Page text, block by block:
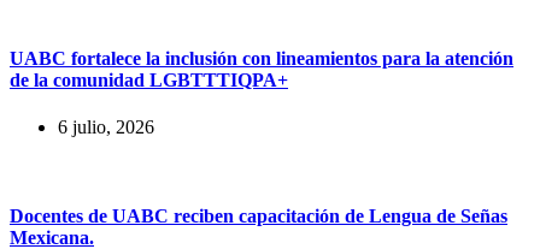
UABC fortalece la inclusión con lineamientos para la atención
de la comunidad LGBTTTIQPA+
6 julio, 2026
Docentes de UABC reciben capacitación de Lengua de Señas
Mexicana.